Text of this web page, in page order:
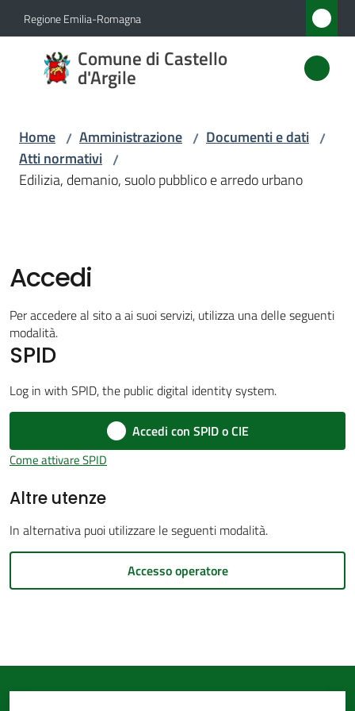
Vai al contenuto
Vai alla navigazione
Vai al footer
Regione Emilia-Romagna
Comune di Castello
d'Argile
Comune
di
Servizi
Vivere
Castello
Trasparente
argomenti...
Seguici
Home / Amministrazione / Documenti e dati /
Atti normativi /
Edilizia, demanio, suolo pubblico e arredo urbano
Accedi
Per accedere al sito a ai suoi servizi, utilizza una delle seguenti
modalità.
SPID
Log in with SPID, the public digital identity system.
Accedi con SPID o CIE
Come attivare SPID
Altre utenze
In alternativa puoi utilizzare le seguenti modalità.
Accesso operatore